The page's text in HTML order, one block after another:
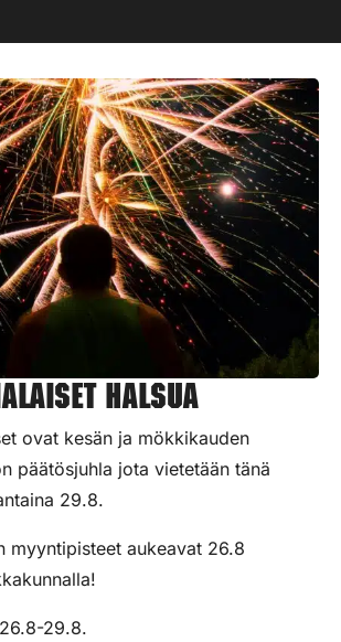
Halsua
ovat kesän ja mökkikauden
päätösjuhla jota vietetään tänä
29.8.
myyntipisteet aukeavat 26.8
29.8.